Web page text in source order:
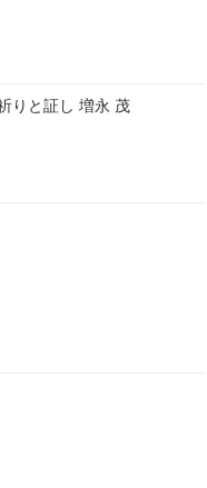
りと証し 増永 茂